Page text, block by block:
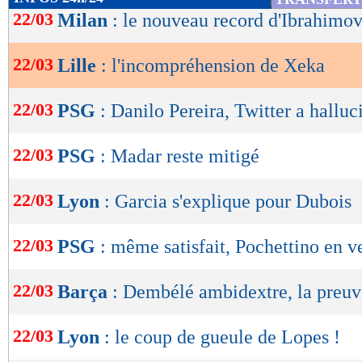
de
OK
22/03 Milan : le nouveau record
22/03 Lille : l'incompréhension de Xeka
22/03 PSG : Danilo Pereira, Twitter a
22/03 PSG : Madar reste mitigé
22/03 Lyon : Garcia s'explique pour Dubois
22/03 PSG : même satisfait, Pochettino en
22/03 Barça : Dembélé ambidextre, la
22/03 Lyon : le coup de gueule de Lopes !